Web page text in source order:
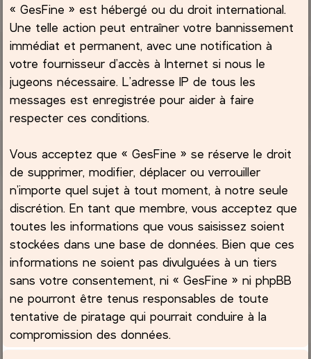
« GesFine » est hébergé ou du droit international.
Une telle action peut entraîner votre bannissement
immédiat et permanent, avec une notification à
votre fournisseur d’accès à Internet si nous le
jugeons nécessaire. L’adresse IP de tous les
messages est enregistrée pour aider à faire
respecter ces conditions.
Vous acceptez que « GesFine » se réserve le droit
de supprimer, modifier, déplacer ou verrouiller
n’importe quel sujet à tout moment, à notre seule
discrétion. En tant que membre, vous acceptez que
toutes les informations que vous saisissez soient
stockées dans une base de données. Bien que ces
informations ne soient pas divulguées à un tiers
sans votre consentement, ni « GesFine » ni phpBB
ne pourront être tenus responsables de toute
tentative de piratage qui pourrait conduire à la
compromission des données.